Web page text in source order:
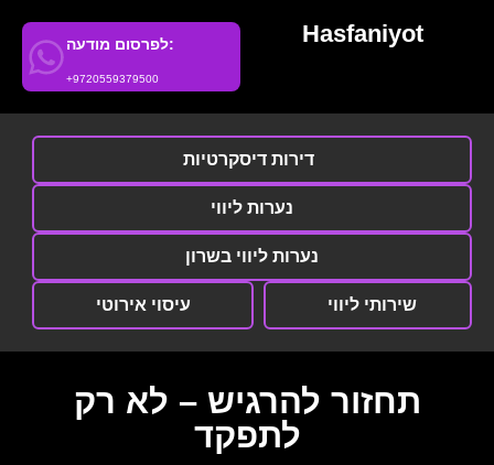
לפרסום מודעה:
+9720559379500
Hasfaniyot
דירות דיסקרטיות
נערות ליווי
נערות ליווי בשרון
עיסוי אירוטי שירותי ליווי
תחזור להרגיש – לא רק
לתפקד